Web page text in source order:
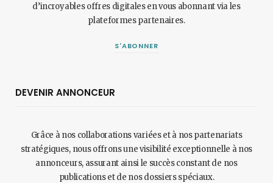
d’incroyables offres digitales en vous abonnant via les
plateformes partenaires.
S'ABONNER
DEVENIR ANNONCEUR
Grâce à nos collaborations variées et à nos partenariats
stratégiques, nous offrons une visibilité exceptionnelle à nos
annonceurs, assurant ainsi le succès constant de nos
publications et de nos dossiers spéciaux.